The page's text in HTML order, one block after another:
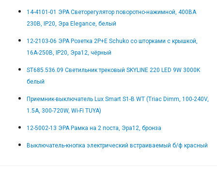
14-4101-01 ЭРА Светорегулятор поворотно-нажимной, 400ВА
230В, IP20, Эра Elegance, белый
12-2103-06 ЭРА Розетка 2P+E Schuko со шторками с крышкой,
16A-250В, IP20, Эра12, чёрный
ST685.536.09 Светильник трековый SKYLINE 220 LED 9W 3000K
белый
Приемник-выключатель Lux Smart S1-B WT (Triac Dimm, 100-240V,
1.5A, 300-720W, Wi-Fi TUYA)
12-5002-13 ЭРА Рамка на 2 поста, Эра12, бронза
Выключатель-кнопка электрический встраиваемый б/ф красный